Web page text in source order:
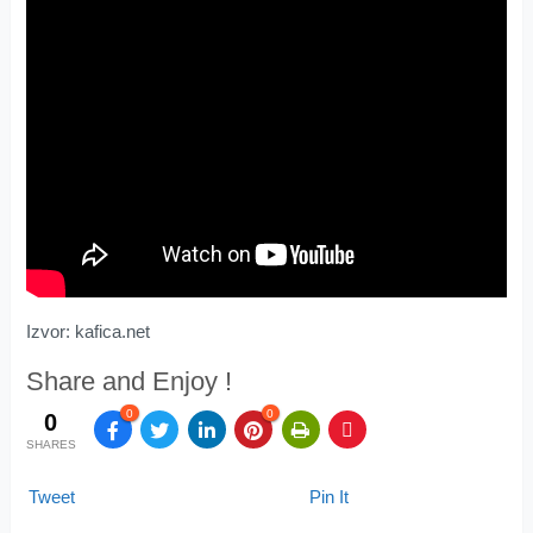
Izvor: kafica.net
Share and Enjoy !
0
SHARES
0 0
Tweet Pin It